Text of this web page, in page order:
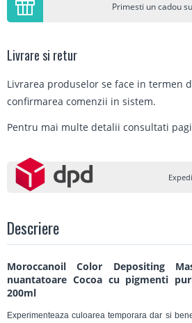
Primesti un cadou
Livrare si retur
Livrarea produselor se face in termen
confirmarea comenzii in sistem.
Pentru mai multe detalii consultati
Descriere
Moroccanoil Color Depositing
nuantatoare Cocoa cu pigmenti
200ml
Experimenteaza culoarea temporara dar si